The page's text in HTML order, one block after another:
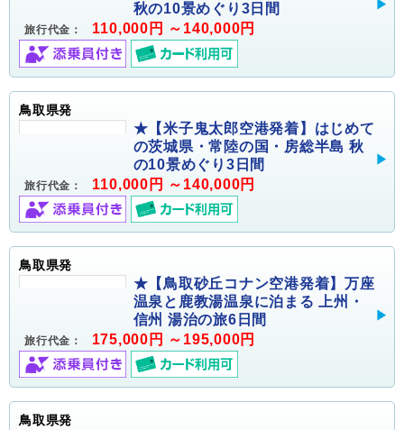
秋の10景めぐり3日間
旅行代金： 110,000円 ～140,000円
鳥取県発
★【米子鬼太郎空港発着】はじめて
の茨城県・常陸の国・房総半島 秋
の10景めぐり3日間
旅行代金： 110,000円 ～140,000円
鳥取県発
★【鳥取砂丘コナン空港発着】万座
温泉と鹿教湯温泉に泊まる 上州・
信州 湯治の旅6日間
旅行代金： 175,000円 ～195,000円
鳥取県発